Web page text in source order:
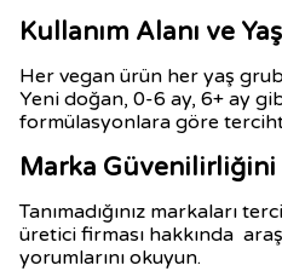
Kullanım Alanı ve
Her vegan ürün her yaş
Yeni doğan, 0-6 ay, 6+ ay
formülasyonlara göre
Marka Güvenilirliğini
Tanımadığınız markaları
üretici firması hakkında
yorumlarını okuyun.